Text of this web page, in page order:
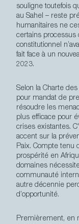
souligne toutefois
au Sahel – reste
humanitaires ne
certains processus
constitutionnel
fait face à un
2023.
Selon la Charte
pour mandat de
résoudre les
plus efficace pour
crises existantes.
accent sur la
Paix. Compte tenu
prospérité en
domaines
communauté
autre décennie
d’opportunité.
Premièrement, en